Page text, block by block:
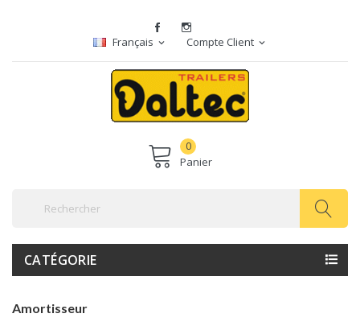
Français expand_more Compte Client expand_more
0
Panier
CATÉGORIE
Amortisseur